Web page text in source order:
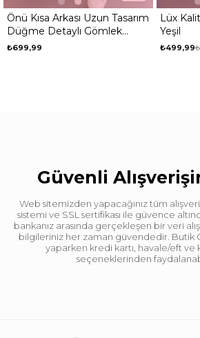
Tasarım
Lüx Kalite Basic Salaş
Yeşil
Güvenli
Web sitemizden yapacağınız tüm
sistemi ve SSL sertifikası ile güvence
bankanız arasında gerçekleşen bir veri
bilgileriniz her zaman güvendedir. Butik
yaparken kredi kartı, havale/eft ve
seçeneklerinden